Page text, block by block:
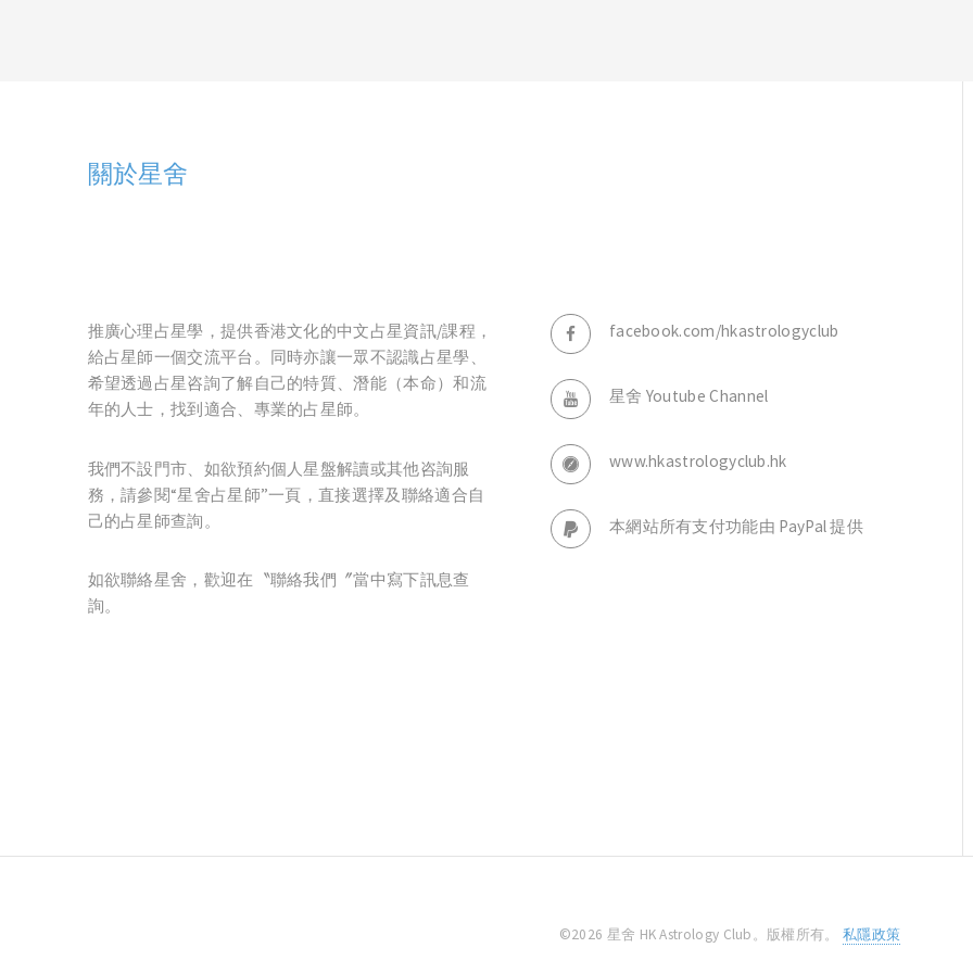
關於星舍
推廣心理占星學，提供香港文化的中文占星資訊/課程，
給占星師一個交流平台。同時亦讓一眾不認識占星學、
希望透過占星咨詢了解自己的特質、潛能（本命）和流
年的人士，找到適合、專業的占星師。
我們不設門市、如欲預約個人星盤解讀或其他咨詢服
務，請參閱“星舍占星師”一頁，直接選擇及聯絡適合自
己的占星師查詢。
如欲聯絡星舍，歡迎在〝聯絡我們〞當中寫下訊息查
詢。
facebook.com/hkastrologyclub
星舍 Youtube Channel
www.hkastrologyclub.hk
本網站所有支付功能由 PayPal 提供
©2026 星舍 HK Astrology Club。版權所有。 私隱政策